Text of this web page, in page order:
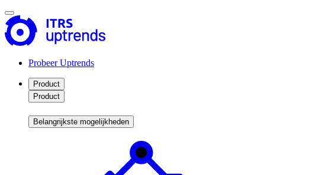
Probeer Uptrends
Product
Product
Belangrijkste mogelijkheden